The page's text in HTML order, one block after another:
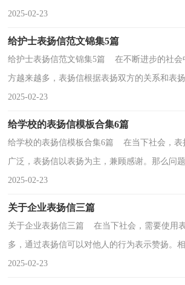
表扬信中更加简单方便，下面是小编为大家收集
2025-02-23
给护士表扬信范文锦集5篇
给护士表扬信范文锦集5篇 在不断进步的社会
方越来越多，表扬信根据表扬双方的关系和表
着不同的种类。在写之前，可以先参考范文，下
2025-02-23
给学校的表扬信模板合集6篇
给学校的表扬信模板合集6篇 在当下社会，表
广泛，表扬信以表扬为主，兼顾感谢。那么问
一份恰当的表扬信呢？以下是小编精心整理的给
2025-02-23
关于企业表扬信三篇
关于企业表扬信三篇 在当下社会，需要使用
多，通过表扬信可以对他人的行为表示赞扬。
许多人都头痛的问题，下面是小编为大家整理的
2025-02-23